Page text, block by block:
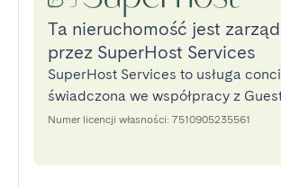
Ta nieruchomość jest
przez SuperHost Services
SuperHost Services to usługa
świadczona we współpracy z
Numer licencji własności: 7510905235561